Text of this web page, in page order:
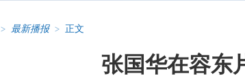
> 最新播报 > 正文
张国华在容东